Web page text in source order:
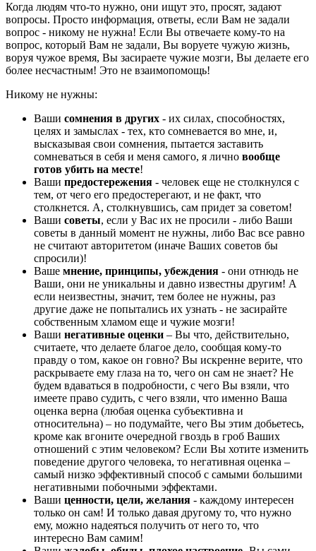
Когда людям что-то нужно, они ищут это, просят, задают
вопросы. Просто информация, ответы, если Вам не задали
вопрос - никому не нужна! Если Вы отвечаете кому-то на
вопрос, который Вам не задали, Вы воруете чужую жизнь,
воруя чужое время, Вы засираете чужие мозги, Вы делаете его
более несчастным! Это не взаимопомощь!
Никому не нужны:
Ваши сомнения в других - их силах, способностях,
целях и замыслах - тех, кто сомневается во мне, и,
высказывая свои сомнения, пытается заставить
сомневаться в себя и меня самого, я лично вообще
готов убить на месте!
Ваши предостережения - человек еще не столкнулся с
тем, от чего его предостерегают, и не факт, что
столкнется. А, столкнувшись, сам придет за советом!
Ваши советы, если у Вас их не просили - либо Ваши
советы в данный момент не нужны, либо Вас все равно
не считают авторитетом (иначе Ваших советов бы
спросили)!
Ваше мнение, принципы, убеждения - они отнюдь не
Ваши, они не уникальны и давно известны другим! А
если неизвестны, значит, тем более не нужны, раз
другие даже не попытались их узнать - не засирайте
собственным хламом еще и чужие мозги!
Ваши негативные оценки – Вы что, действительно,
считаете, что делаете благое дело, сообщая кому-то
правду о том, какое он говно? Вы искренне верите, что
раскрываете ему глаза на то, чего он сам не знает? Не
будем вдаваться в подробности, с чего Вы взяли, что
имеете право судить, с чего взяли, что именно Ваша
оценка верна (любая оценка субъективна и
относительна) – но подумайте, чего Вы этим добьетесь,
кроме как вгоните очередной гвоздь в гроб Ваших
отношений с этим человеком? Если Вы хотите изменить
поведение другого человека, то негативная оценка –
самый низко эффективный способ с самыми большими
негативными побочными эффектами.
Ваши ценности, цели, желания - каждому интересен
только он сам! И только давая другому то, что нужно
ему, можно надеяться получить от него то, что
интересно Вам самим!